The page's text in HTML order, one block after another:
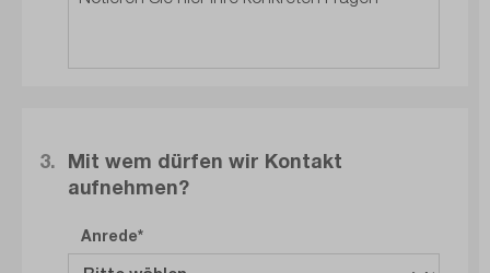
Mit wem dürfen wir Kontakt
aufnehmen?
3.
Anrede